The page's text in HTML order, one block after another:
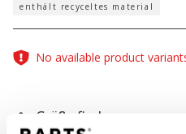
enthält recyceltes material
No available product
Größe finden